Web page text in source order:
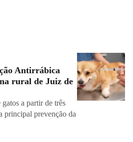
Antirrábica
rural de Juiz de
a partir de três
principal prevenção da